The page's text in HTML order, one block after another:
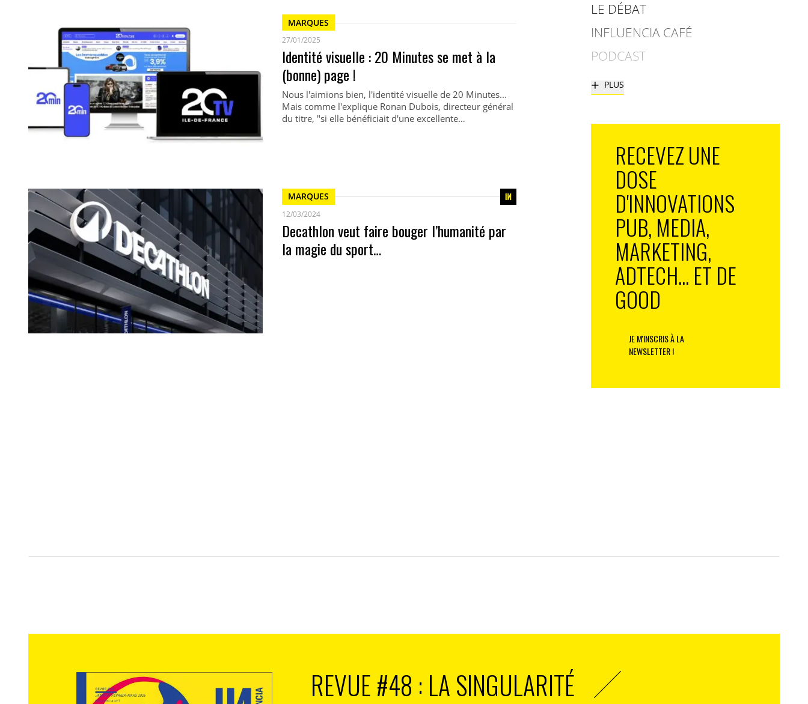
MARQUES
27/01/2025
Identité visuelle : 20 Minutes se met à la
(bonne) page !
Nous l'aimions bien, l'identité visuelle de 20 Minutes...
Mais comme l'explique Ronan Dubois, directeur général
du titre, "si elle bénéficiait d'une excellente…
MARQUES
12/03/2024
Decathlon veut faire bouger l’humanité par
la magie du sport…
LE DÉBAT
INFLUENCIA CAFÉ
PODCAST
+ PLUS
RECEVEZ UNE
DOSE
D'INNOVATIONS
PUB, MEDIA,
MARKETING,
ADTECH... ET DE
GOOD
JE M'INSCRIS À LA
NEWSLETTER !
REVUE #48 : LA SINGULARITÉ